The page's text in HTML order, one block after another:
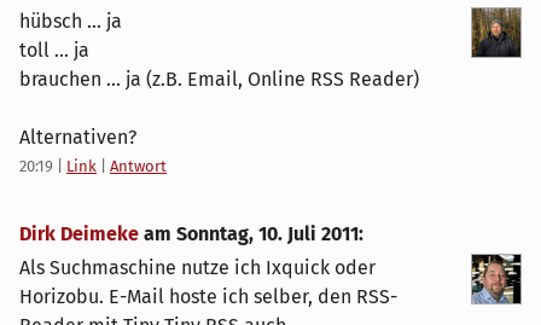
hübsch ... ja
toll ... ja
brauchen ... ja (z.B. Email, Online RSS Reader)
Alternativen?
20:19 Link Antwort
Dirk Deimeke am Sonntag, 10. Juli 2011:
Als Suchmaschine nutze ich Ixquick oder
Horizobu. E-Mail hoste ich selber, den RSS-